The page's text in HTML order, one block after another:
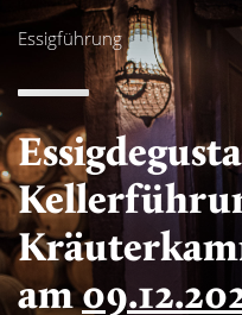
Essigführung
am